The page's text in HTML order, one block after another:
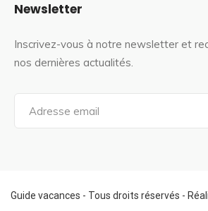
Newsletter
Inscrivez-vous à notre newsletter et
nos dernières actualités.
a
f
o
Guide vacances - Tous droits réservés -